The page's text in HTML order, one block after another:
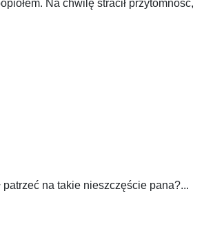
Na chwilę stracił przytomność,
na takie nieszczęście pana?...